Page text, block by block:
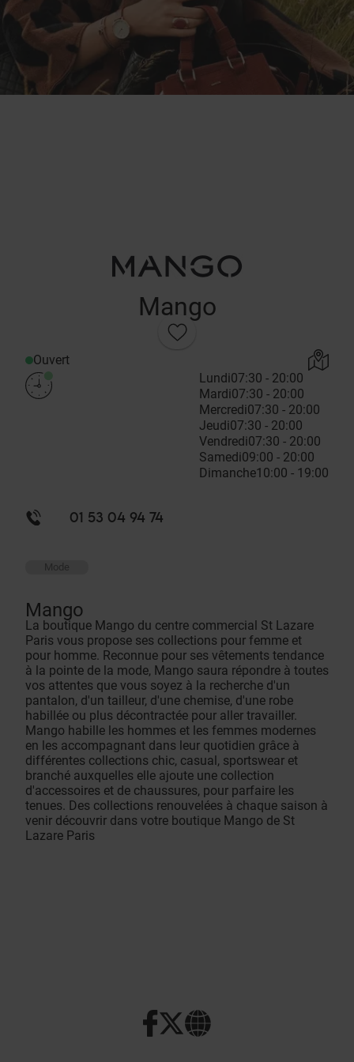
Mango
Ouvert
Lundi07:30 - 20:00
Mardi07:30 - 20:00
Mercredi07:30 - 20:00
Jeudi07:30 - 20:00
Vendredi07:30 - 20:00
Samedi09:00 - 20:00
Dimanche10:00 - 19:00
01 53 04 94 74
Mode
Mango
La boutique Mango du centre commercial St Lazare
Paris vous propose ses collections pour femme et
pour homme. Reconnue pour ses vêtements tendance
à la pointe de la mode, Mango saura répondre à toutes
vos attentes que vous soyez à la recherche d'un
pantalon, d'un tailleur, d'une chemise, d'une robe
habillée ou plus décontractée pour aller travailler.
Mango habille les hommes et les femmes modernes
en les accompagnant dans leur quotidien grâce à
différentes collections chic, casual, sportswear et
branché auxquelles elle ajoute une collection
d'accessoires et de chaussures, pour parfaire les
tenues. Des collections renouvelées à chaque saison à
venir découvrir dans votre boutique Mango de St
Lazare Paris